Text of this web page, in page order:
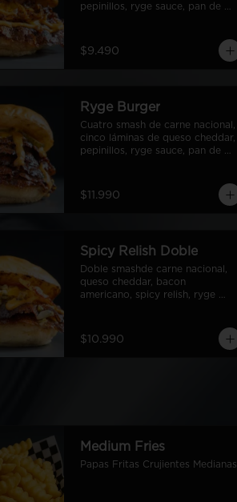
pepinillos, ryge sauce, pan de
$9.490
Ryge Burger
Cuatro smash de carne nacional,
cinco láminas de queso cheddar,
pepinillos, ryge sauce, pan de
$11.990
Spicy Relish Doble
Doble smashde carne nacional,
queso cheddar, bacon
americano, spicy relish, ryge
$10.990
Medium Fries
Papas Fritas Crujientes Medianas